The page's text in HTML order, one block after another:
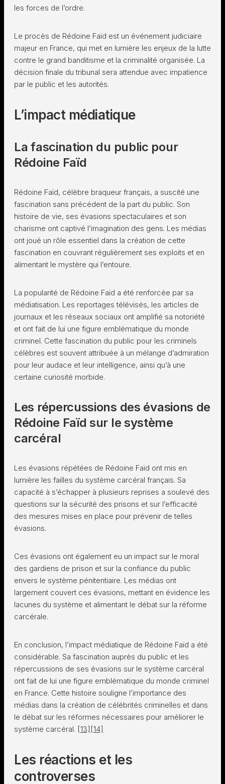
les forces de l’ordre.
Le procès de Rédoine Faïd est un événement judiciaire
majeur en France, qui met en lumière les enjeux de la lutte
contre le grand banditisme et la criminalité organisée. La
décision finale du tribunal sera attendue avec impatience
par le public et les autorités.
L’impact médiatique
La fascination du public pour
Rédoine Faïd
Rédoine Faïd, célèbre braqueur français, a suscité une
fascination sans précédent de la part du public. Son
histoire de vie, ses évasions spectaculaires et son
charisme ont captivé l’imagination des gens. Les médias
ont joué un rôle essentiel dans la création de cette
fascination en couvrant régulièrement ses exploits et en
alimentant le mystère qui l’entoure.
La popularité de Rédoine Faïd a été renforcée par sa
médiatisation. Les reportages télévisés, les articles de
journaux et les réseaux sociaux ont amplifié sa notoriété
et ont fait de lui une figure emblématique du monde
criminel. Cette fascination du public pour les criminels
célèbres est souvent attribuée à un mélange d’admiration
pour leur audace et leur intelligence, ainsi qu’à une
certaine curiosité morbide.
Les répercussions des évasions de
Rédoine Faïd sur le système
carcéral
Les évasions répétées de Rédoine Faïd ont mis en
lumière les failles du système carcéral français. Sa
capacité à s’échapper à plusieurs reprises a soulevé des
questions sur la sécurité des prisons et sur l’efficacité
des mesures mises en place pour prévenir de telles
évasions.
Ces évasions ont également eu un impact sur le moral
des gardiens de prison et sur la confiance du public
envers le système pénitentiaire. Les médias ont
largement couvert ces évasions, mettant en évidence les
lacunes du système et alimentant le débat sur la réforme
carcérale.
En conclusion, l’impact médiatique de Rédoine Faïd a été
considérable. Sa fascination auprès du public et les
répercussions de ses évasions sur le système carcéral
ont fait de lui une figure emblématique du monde criminel
en France. Cette histoire souligne l’importance des
médias dans la création de célébrités criminelles et dans
le débat sur les réformes nécessaires pour améliorer le
système carcéral. [13] [14]
Les réactions et les
controverses